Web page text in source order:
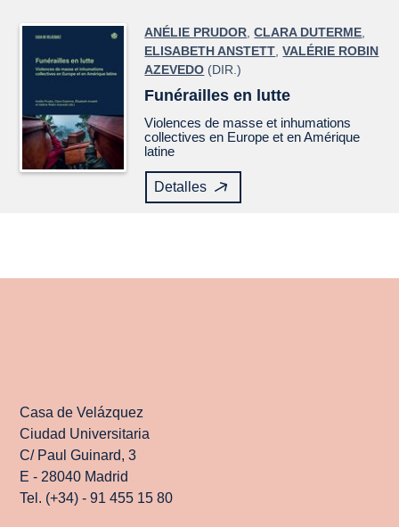
ANÉLIE PRUDOR ,CLARA DUTERME
ELISABETH ANSTETT ,VALÉRIE ROBIN
AZEVEDO (DIR.)
Funérailles en lutte
Violences de masse et inhumations
collectives en Europe et en Amérique
latine
Detalles
Casa de Velázquez
Ciudad Universitaria
C/ Paul Guinard, 3
E - 28040 Madrid
Tel. (+34) - 91 455 15 80